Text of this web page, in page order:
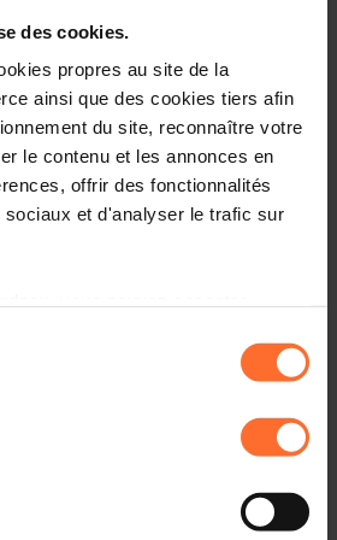
des cookies.
propres au site de la
ainsi que des cookies tiers afin
du site, reconnaître votre
le contenu et les annonces en
offrir des fonctionnalités
et d'analyser le trafic sur
strictement nécessaires au
Une description des différents
sous l’onglet « Détails » ci-
sur le site et certaines
de vidéos, partage sur les
à une prochaine session
entreprise au Luxembourg?», qui
le cadre réglementaire
Luxembourg
liée à l’autorisation